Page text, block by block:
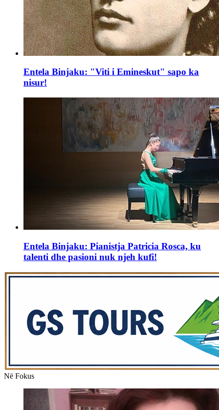
Entela Binjaku: "Viti i Emineskut" sapo ka
nisur!
Entela Binjaku: Pianistja Patricia Rosca, ku
talenti dhe pasioni nuk njeh kufi!
Në Fokus